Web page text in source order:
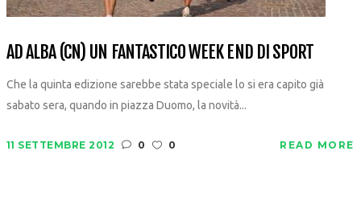
AD ALBA (CN) UN FANTASTICO WEEK END DI SPORT
Che la quinta edizione sarebbe stata speciale lo si era capito già
sabato sera, quando in piazza Duomo, la novità...
11 SETTEMBRE 2012 0 0 READ MORE